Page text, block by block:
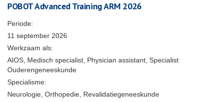
POBOT Advanced Training ARM 2026
Periode:
11 september 2026
Werkzaam als:
AIOS, Medisch specialist, Physician assistant, Specialist
Ouderengeneeskunde
Specialisme:
Neurologie, Orthopedie, Revalidatiegeneeskunde